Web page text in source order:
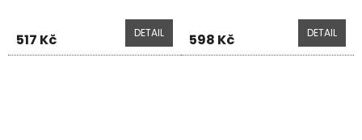
517 Kč DETAIL 598 Kč DETAIL